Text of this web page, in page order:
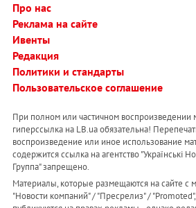
Про нас
Реклама на сайте
Ивенты
Редакция
Политики и стандарты
Пользовательское соглашение
При полном или частичном воспроизведении
гиперссылка на LB.ua обязательна!
воспроизведение или иное использование
содержится ссылка на агентство "Українськi
Группа" запрещено.
Материалы, которые размещаются на сайте с
"Новости компаний" / "Пресрелиз" /